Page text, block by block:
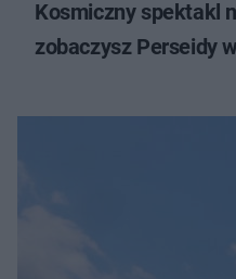
Kosmiczny spektakl
zobaczysz Perseidy